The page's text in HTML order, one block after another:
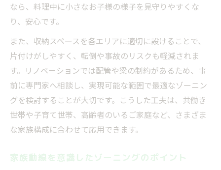
なら、料理中に小さなお子様の様子を見守りやすくな
り、安心です。
また、収納スペースを各エリアに適切に設けることで、
片付けがしやすく、転倒や事故のリスクも軽減されま
す。リノベーションでは配管や梁の制約があるため、事
前に専門家へ相談し、実現可能な範囲で最適なゾーニン
グを検討することが大切です。こうした工夫は、共働き
世帯や子育て世帯、高齢者のいるご家庭など、さまざま
な家族構成に合わせて応用できます。
家族動線を意識したゾーニングのポイント